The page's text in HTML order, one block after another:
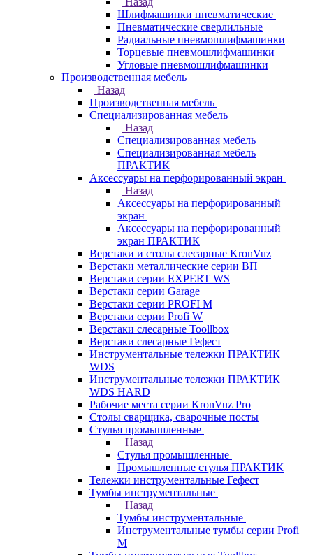
Шлифмашинки пневматические
Пневматические сверлильные
Радиальные пневмошлифмашинки
Торцевые пневмошлифмашинки
Угловые пневмошлифмашинки
Производственная мебель
Назад
Производственная мебель
Cпециализированная мебель
Назад
Cпециализированная мебель
Специализированная мебель
ПРАКТИК
Аксессуары на перфорированный экран
Назад
Аксессуары на перфорированный
экран
Аксессуары на перфорированный
экран ПРАКТИК
Верстаки и столы слесарные KronVuz
Верстаки металлические серии ВП
Верстаки серии EXPERT WS
Верстаки серии Garage
Верстаки серии PROFI M
Верстаки серии Profi W
Верстаки слесарные Toollbox
Верстаки слесарные Гефест
Инструментальные тележки ПРАКТИК
WDS
Инструментальные тележки ПРАКТИК
WDS HARD
Рабочие места серии KronVuz Pro
Столы сварщика, сварочные посты
Стулья промышленные
Назад
Стулья промышленные
Промышленные стулья ПРАКТИК
Тележки инструментальные Гефест
Тумбы инструментальные
Назад
Тумбы инструментальные
Инструментальные тумбы серии Profi
M